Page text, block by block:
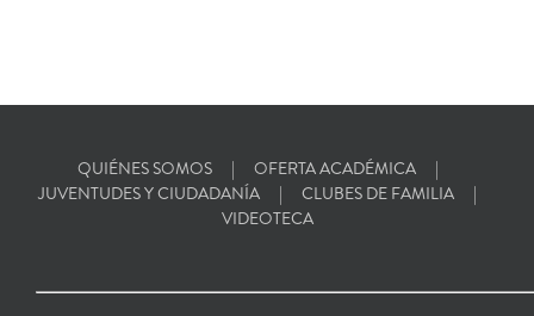
QUIÉNES SOMOS
OFERTA ACADÉMICA
JUVENTUDES Y CIUDADANÍA
CLUBES DE FAMILIA
VIDEOTECA